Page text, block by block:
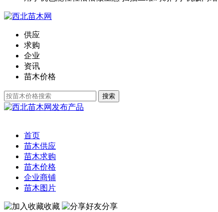
供应
求购
企业
资讯
苗木价格
发布产品
首页
苗木供应
苗木求购
苗木价格
企业商铺
苗木图片
收藏
分享